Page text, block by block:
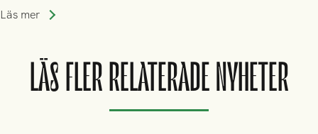
spel i färöiska Skála IF.
Läs mer
LÄS FLER RELATERADE NYHETER